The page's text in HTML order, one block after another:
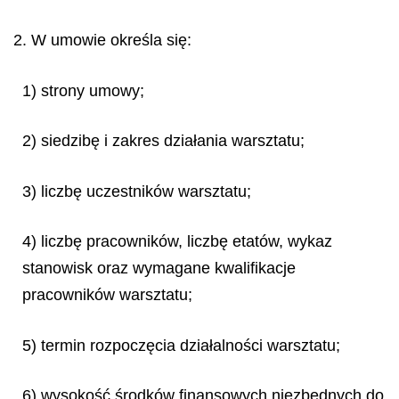
2. W umowie określa się:
1) strony umowy;
2) siedzibę i zakres działania warsztatu;
3) liczbę uczestników warsztatu;
4) liczbę pracowników, liczbę etatów, wykaz
stanowisk oraz wymagane kwalifikacje
pracowników warsztatu;
5) termin rozpoczęcia działalności warsztatu;
6) wysokość środków finansowych niezbędnych do